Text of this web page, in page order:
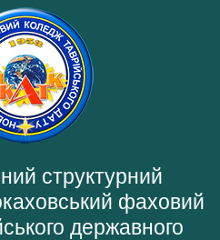
структурний
фаховий
державного